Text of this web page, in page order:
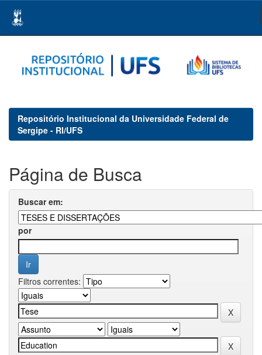
navigation
Repositório Institucional da Universidade Federal de
Sergipe - RI/UFS
Página de Busca
Buscar em:
por
Filtros correntes: